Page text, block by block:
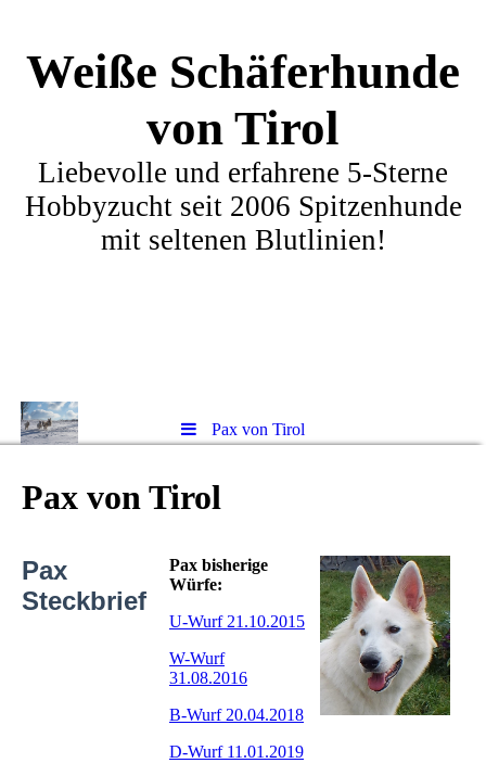
Weiße Schäferhunde
von Tirol
Liebevolle und erfahrene 5-Sterne
Hobbyzucht seit 2006 Spitzenhunde
mit seltenen Blutlinien!
Pax von Tirol
Pax von Tirol
Pax
Steckbrief
Pax bisherige
Würfe:
U-Wurf 21.10.2015
W-Wurf
31.08.2016
B-Wurf 20.04.2018
D-Wurf 11.01.2019